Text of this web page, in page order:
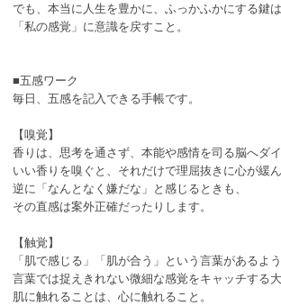
でも、本当に人生を豊かに、ふっかふかにする鍵は
「私の感覚」に意識を戻すこと。
■五感ワーク
毎日、五感を記入できる手帳です。
【嗅覚】
香りは、思考を通さず、本能や感情を司る脳へダ
いい香りを嗅ぐと、それだけで理屈抜きに心が緩ん
逆に「なんとなく嫌だな」と感じるときも、
その直感は案外正確だったりします。
【触覚】
「肌で感じる」「肌が合う」という言葉があるよう
言葉では捉えきれない微細な感覚をキャッチする大
肌に触れることは、心に触れること。